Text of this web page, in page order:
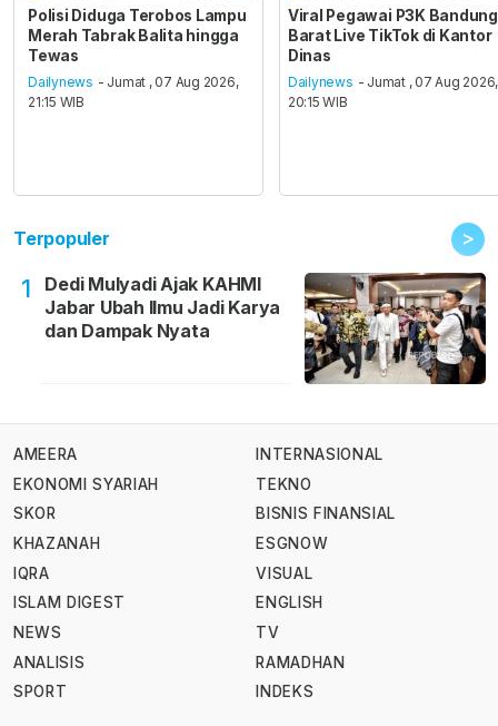
Polisi Diduga Terobos Lampu
Merah Tabrak Balita hingga
Tewas
Dailynews - Jumat , 07 Aug 2026,
21:15 WIB
Viral Pegawai P3K Bandung
Barat Live TikTok di Kantor
Dinas
Dailynews - Jumat , 07 Aug 2026,
20:15 WIB
Terpopuler >
1
Dedi Mulyadi Ajak KAHMI
Jabar Ubah Ilmu Jadi Karya
dan Dampak Nyata
AMEERA
EKONOMI SYARIAH
SKOR
KHAZANAH
IQRA
ISLAM DIGEST
NEWS
ANALISIS
SPORT
INTERNASIONAL
TEKNO
BISNIS FINANSIAL
ESGNOW
VISUAL
ENGLISH
TV
RAMADHAN
INDEKS